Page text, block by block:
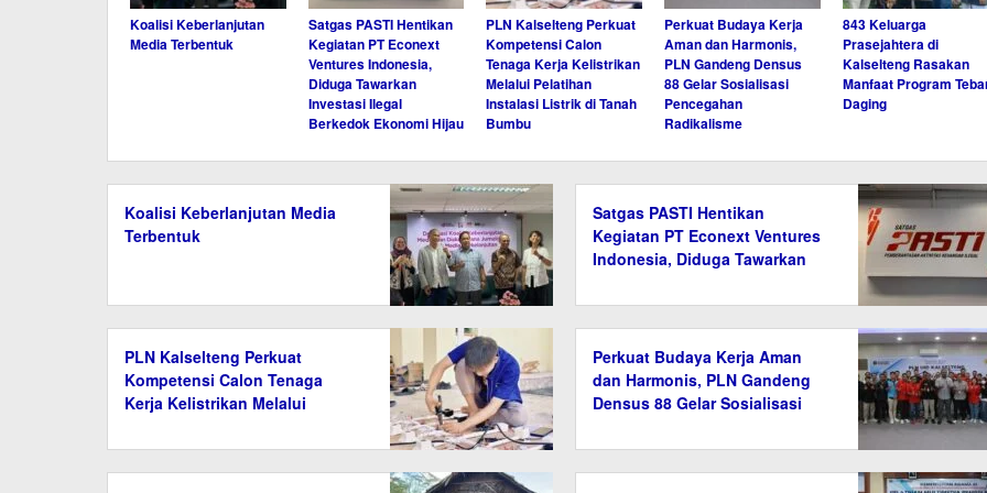
Koalisi Keberlanjutan
Media Terbentuk
Satgas PASTI Hentikan
Kegiatan PT Econext
Ventures Indonesia,
Diduga Tawarkan
Investasi Ilegal
Berkedok Ekonomi Hijau
PLN Kalselteng Perkuat
Kompetensi Calon
Tenaga Kerja Kelistrikan
Melalui Pelatihan
Instalasi Listrik di Tanah
Bumbu
Perkuat Budaya Kerja
Aman dan Harmonis,
PLN Gandeng Densus
88 Gelar Sosialisasi
Pencegahan
Radikalisme
843 Keluarga
Prasejahtera di
Kalselteng Rasakan
Manfaat Program
Daging
Koalisi Keberlanjutan Media
Terbentuk
Satgas PASTI Hentikan
Kegiatan PT Econext Ventures
Indonesia, Diduga Tawarkan
Ekonomi Hijau
PLN Kalselteng Perkuat
Kompetensi Calon Tenaga
Kerja Kelistrikan Melalui
Tanah Bumbu
Perkuat Budaya Kerja Aman
dan Harmonis, PLN Gandeng
Densus 88 Gelar Sosialisasi